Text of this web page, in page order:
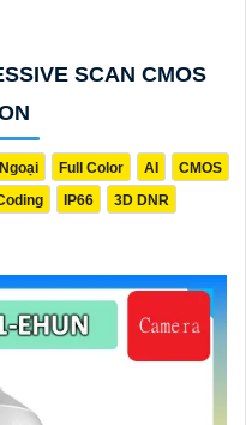
SCAN CMOS
Full Color AI
CMOS
IP66 3D DNR